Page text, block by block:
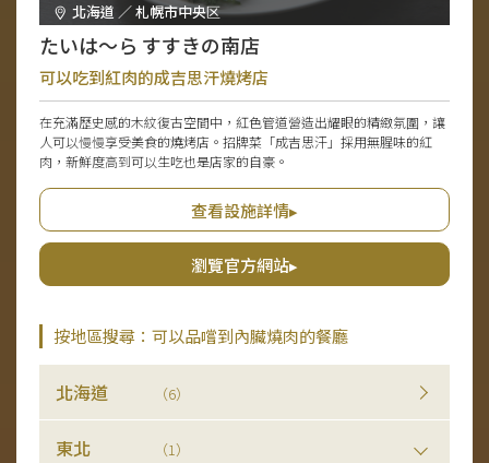
北海道 ／ 札幌市中央区
たいは～ら すすきの南店
可以吃到紅肉的成吉思汗燒烤店
在充滿歷史感的木紋復古空間中，紅色管道營造出耀眼的精緻氛圍，讓
人可以慢慢享受美食的燒烤店。招牌菜「成吉思汗」採用無腥味的紅
肉，新鮮度高到可以生吃也是店家的自豪。
查看設施詳情▸
瀏覽官方網站▸
按地區搜尋：可以品嚐到內臟燒肉的餐廳
北海道 （6）
東北 （1）